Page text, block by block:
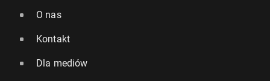
O nas
Kontakt
Dla mediów